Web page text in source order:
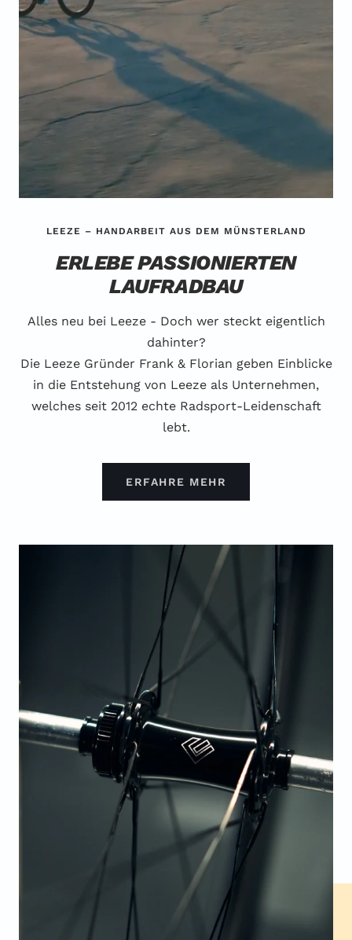
LEEZE – HANDARBEIT AUS DEM MÜNSTERLAND
ERLEBE PASSIONIERTEN
LAUFRADBAU
Alles neu bei Leeze - Doch wer steckt eigentlich
dahinter?
Die Leeze Gründer Frank & Florian geben Einblicke
in die Entstehung von Leeze als Unternehmen,
welches seit 2012 echte Radsport-Leidenschaft
lebt.
ERFAHRE MEHR